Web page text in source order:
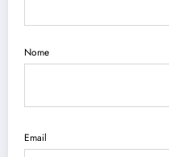
Nome
Email